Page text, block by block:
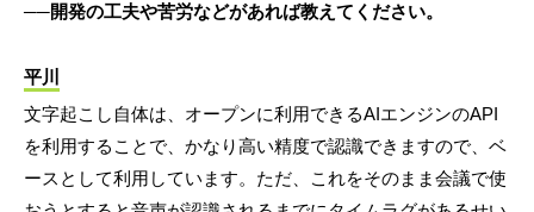
──開発の工夫や苦労などがあれば教えてください。
平川
文字起こし自体は、オープンに利用できるAIエンジンのAPI
を利用することで、かなり高い精度で認識できますので、ベ
ースとして利用しています。ただ、これをそのまま会議で使